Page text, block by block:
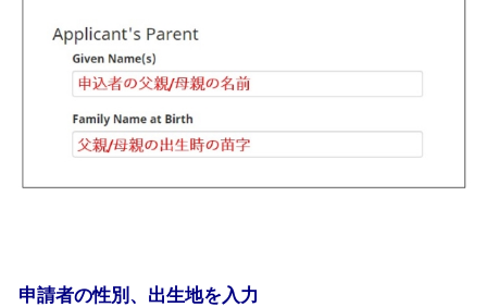
申請者の性別、出生地を入力